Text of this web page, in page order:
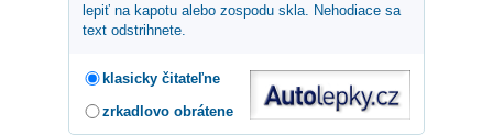
lepiť na kapotu alebo zospodu skla. Nehodiace sa
text odstrihnete.
klasicky čitateľne
zrkadlovo obrátene